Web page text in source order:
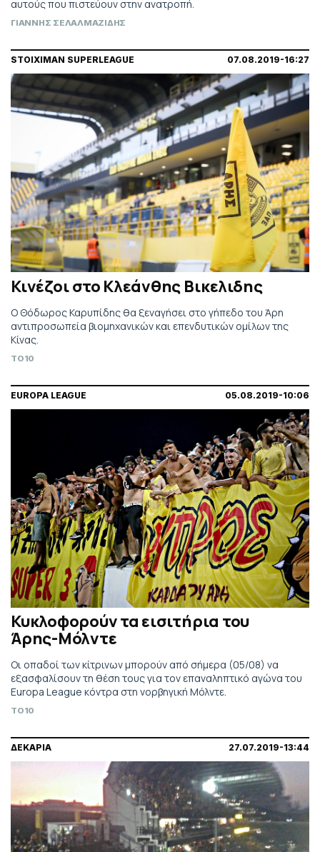
αυτούς που πιστεύουν στην ανατροπή.
ΓΙΑΝΝΗΣ ΣΕΛΑΛΜΑΖΙΔΗΣ
STOIXIMAN SUPERLEAGUE 07.08.2019-16:27
Κινέζοι στο Κλεάνθης Βικελιδης
Ο Θόδωρος Καρυπίδης θα ξεναγήσει στο γήπεδο του Άρη
αντιπροσωπεία βιομηχανικών και επενδυτικών ομίλων της
Κίνας.
TO10
EUROPA LEAGUE 05.08.2019-10:06
Κυκλοφορούν τα εισιτήρια του
Άρης-Μόλντε
Οι οπαδοί των κίτρινων μπορούν από σήμερα (05/08) να
εξασφαλίσουν τη θέση τους για τον επαναληπτικό αγώνα του
Europa League κόντρα στη νορβηγική Μόλντε.
TO10
ΔΕΚΑΡΙΑ 27.07.2019-13:44